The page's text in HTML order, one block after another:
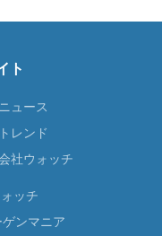
ト
ュース
レンド
社ウォッチ
ッチ
ンマニア